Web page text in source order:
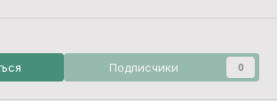
Подписчики 0